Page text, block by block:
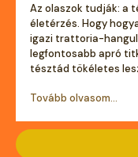
Az olaszok tudják: a
életérzés. Hogy
igazi trattoria-
legfontosabb apró
tésztád tökéletes
Tovább olvasom...